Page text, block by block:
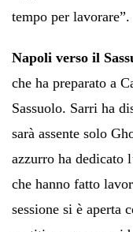
tempo per lavorare”.
Napoli verso il
che ha preparato a
Sassuolo. Sarri ha
sarà assente solo
azzurro ha dedicato
che hanno fatto
sessione si è aperta